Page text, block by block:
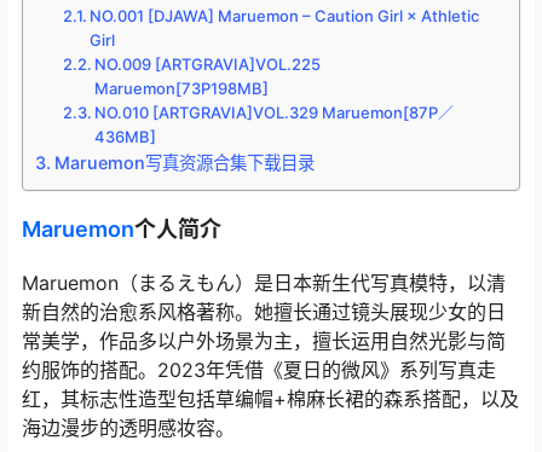
NO.001 [DJAWA] Maruemon – Caution Girl × Athletic
Girl
NO.009 [ARTGRAVIA]VOL.225
Maruemon[73P198MB]
NO.010 [ARTGRAVIA]VOL.329 Maruemon[87P／
436MB]
Maruemon写真资源合集下载目录
Maruemon个人简介
Maruemon（まるえもん）是日本新生代写真模特，以清
新自然的治愈系风格著称。她擅长通过镜头展现少女的日
常美学，作品多以户外场景为主，擅长运用自然光影与简
约服饰的搭配。2023年凭借《夏日的微风》系列写真走
红，其标志性造型包括草编帽+棉麻长裙的森系搭配，以及
海边漫步的透明感妆容。